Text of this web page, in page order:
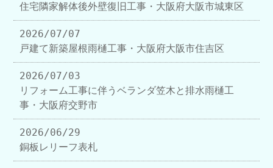
住宅隣家解体後外壁復旧工事・大阪府大阪市城東区
2026/07/07
戸建て新築屋根雨樋工事・大阪府大阪市住吉区
2026/07/03
リフォーム工事に伴うベランダ笠木と排水雨樋工
事・大阪府交野市
2026/06/29
銅板レリーフ表札